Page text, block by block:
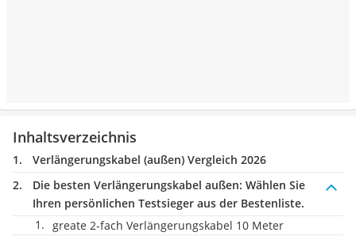
Inhaltsverzeichnis
Verlängerungskabel (außen) Vergleich 2026
Die besten Verlängerungskabel außen: Wählen Sie
Ihren persönlichen Testsieger aus der Bestenliste.
greate 2-fach Verlängerungskabel 10 Meter